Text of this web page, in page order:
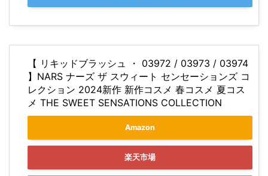
【 リキッドブラッシュ ・ 03972 / 03973 / 03974
】NARS ナーズ ザ スウィート センセーションズ コ
レクション 2024新作 新作コスメ 春コスメ 夏コス
メ THE SWEET SENSATIONS COLLECTION
Amazon
楽天市場